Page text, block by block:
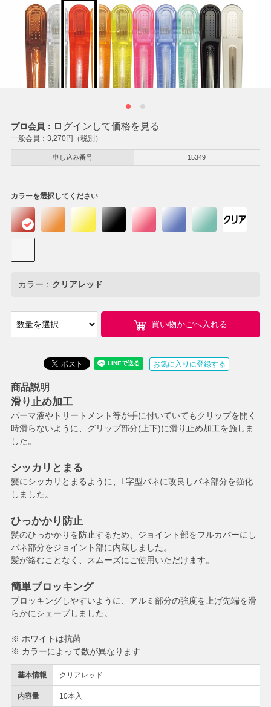
プロ会員： ログインして価格を見る
一般会員： 3,270円（税別）
申し込み番号 15349
基本情報 クリアレッド
内容量 10本入
カラーを選択してください
カラー： クリアレッド
買い物かごへ入れる
お気に入りに登録する
商品説明
滑り止め加工
パーマ液やトリートメント等が手に付いていてもクリップを開く
時滑らないように、グリップ部分(上下)に滑り止め加工を施しま
した。
シッカリとまる
髪にシッカリとまるように、L字型バネに改良しバネ部分を強化
しました。
ひっかかり防止
髪のひっかかりを防止するため、ジョイント部をフルカバーにし
バネ部分をジョイント部に内蔵しました。
髪が絡むことなく、スムーズにご使用いただけます。
簡単ブロッキング
ブロッキングしやすいように、アルミ部分の強度を上げ先端を滑
らかにシェープしました。
※ ホワイトは抗菌
※ カラーによって数が異なります